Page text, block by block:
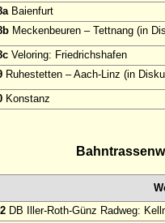
Baienfurt
Meckenbeuren – Tettnang (in
Veloring: Friedrichshafen
Ruhestetten – Aach-Linz (in
Konstanz
DB Iller-Roth-Günz Radweg: